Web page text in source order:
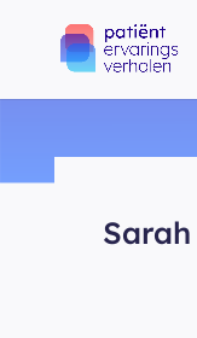
Sarah